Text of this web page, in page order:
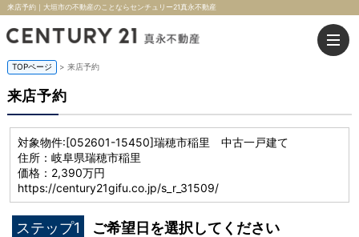
来店予約｜大垣市の不動産のことならセンチュリー21真永不動産
TOPページ > 来店予約
来店予約
対象物件:[052601-15450]瑞穂市稲里 中古一戸建て
住所：岐阜県瑞穂市稲里
価格：2,390万円
https://century21gifu.co.jp/s_r_31509/
ステップ1 ご希望日を選択してください